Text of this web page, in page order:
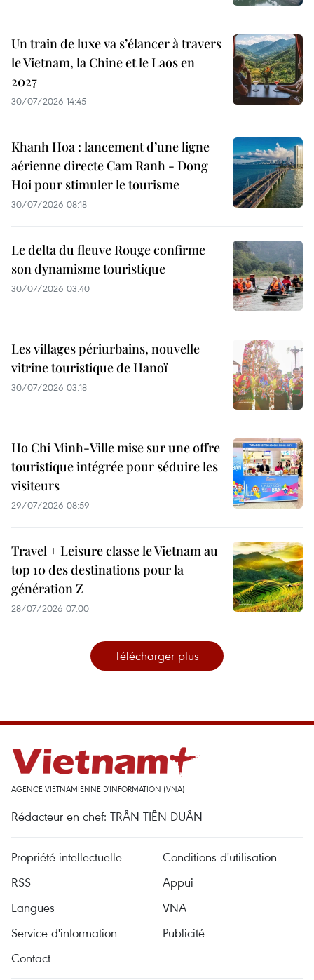
Un train de luxe va s’élancer à travers
le Vietnam, la Chine et le Laos en
2027
30/07/2026 14:45
Khanh Hoa : lancement d’une ligne
aérienne directe Cam Ranh - Dong
Hoi pour stimuler le tourisme
30/07/2026 08:18
Le delta du fleuve Rouge confirme
son dynamisme touristique
30/07/2026 03:40
Les villages périurbains, nouvelle
vitrine touristique de Hanoï
30/07/2026 03:18
Ho Chi Minh-Ville mise sur une offre
touristique intégrée pour séduire les
visiteurs
29/07/2026 08:59
Travel + Leisure classe le Vietnam au
top 10 des destinations pour la
génération Z
28/07/2026 07:00
Télécharger plus
AGENCE VIETNAMIENNE D'INFORMATION (VNA)
Rédacteur en chef: TRÂN TIÊN DUÂN
Propriété intellectuelle
Conditions d'utilisation
RSS
Appui
Langues
VNA
Service d'information
Publicité
Contact